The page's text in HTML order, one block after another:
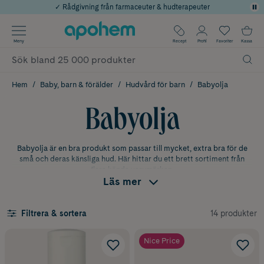
Årets Butik 2025 inom Skönhet
Använd kod: SOMMAR20 för 20% över 649kr
✓ Rådgivning från farmaceuter & hudterapeuter
✓ Poäng på alla köp*
Meny Recept Profil Favoriter Kassa
Hem Baby, barn & förälder Hudvård för barn Babyolja
Babyolja
Babyolja är en bra produkt som passar till mycket, extra bra för de
små och deras känsliga hud. Här hittar du ett brett sortiment från
flera kända varumärken
Här hittar du en mängd olika babyoljor som är speciellt framtagna för
att ta hand om din lilla älsklings känsliga hud. Babyolja är en
fantastisk produkt som kan användas på flera olika sätt. Den kan
hjälpa till att återfukta huden, lindra irritation och även fungera som
Läs mer
Filtrera & sortera 14 produkter
Nice Price